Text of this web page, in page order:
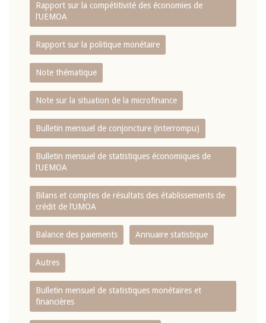
Rapport sur la compétitivité des économies de
l‘UEMOA
Rapport sur la politique monétaire
Note thématique
Note sur la situation de la microfinance
Bulletin mensuel de conjoncture (interrompu)
Bulletin mensuel de statistiques économiques de
l‘UEMOA
Bilans et comptes de résultats des établissements de
crédit de l‘UMOA
Balance des paiements Annuaire statistique
Autres
Bulletin mensuel de statistiques monétaires et
financières